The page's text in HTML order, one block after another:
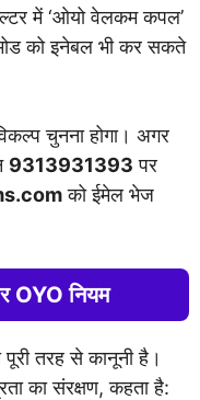
में ‘ओयो वेलकम कपल’
को इनेबल भी कर सकते
चुनना होगा। अगर
9313931393 पर
को ईमेल भेज
OYO नियम
पूरी तरह से कानूनी है।
का संरक्षण, कहता है: